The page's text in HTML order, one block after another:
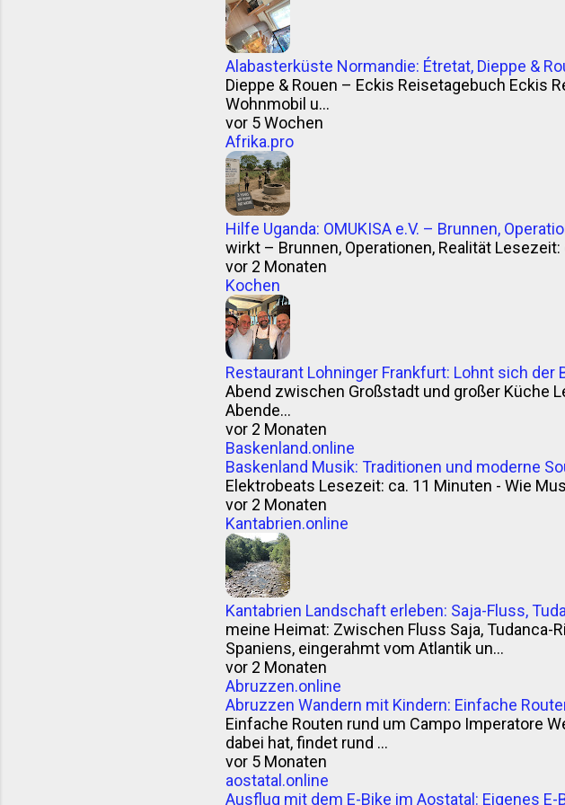
Alabasterküste Normandie: Étretat, Dieppe &
Dieppe & Rouen – Eckis Reisetagebuch Eckis
Wohnmobil u...
vor 5 Wochen
Afrika.pro
Hilfe Uganda: OMUKISA e.V. – Brunnen,
wirkt – Brunnen, Operationen, Realität
vor 2 Monaten
Kochen
Restaurant Lohninger Frankfurt: Lohnt sich der
Abend zwischen Großstadt und großer Küche
Abende...
vor 2 Monaten
Baskenland.online
Baskenland Musik: Traditionen und moderne
Elektrobeats Lesezeit: ca. 11 Minuten - Wie
vor 2 Monaten
Kantabrien.online
Kantabrien Landschaft erleben: Saja-Fluss,
meine Heimat: Zwischen Fluss Saja, Tudanca-
Spaniens, eingerahmt vom Atlantik un...
vor 2 Monaten
Abruzzen.online
Abruzzen Wandern mit Kindern: Einfache
Einfache Routen rund um Campo Imperatore
dabei hat, findet rund ...
vor 5 Monaten
aostatal.online
Ausflug mit dem E-Bike im Aostatal: Eigenes